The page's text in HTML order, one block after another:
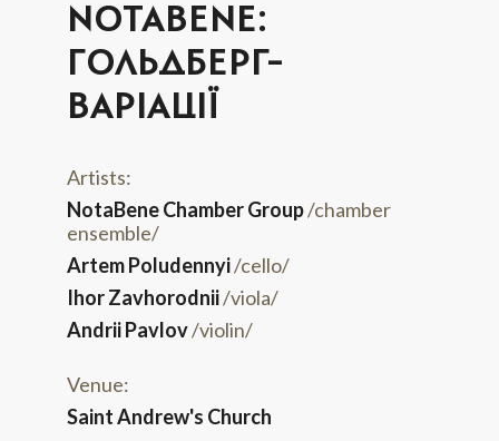
NOTABENE:
ГОЛЬДБЕРГ-
ВАРІАЦІЇ
Artists:
NotaBene Chamber Group/chamber
ensemble/
Artem Poludennyi/cello/
Ihor Zavhorodnii/viola/
Andrii Pavlov/violin/
Venue:
Saint Andrew's Church